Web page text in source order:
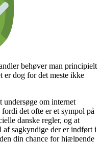
behøver man principielt
er dog for det meste ikke
om internet
det ofte er et sympol på
danske regler, og at
sagkyndige der er indført i
din chance for hjælpende